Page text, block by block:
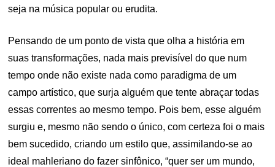
seja na música popular ou erudita.
Pensando de um ponto de vista que olha a história em
suas transformações, nada mais previsível do que num
tempo onde não existe nada como paradigma de um
campo artístico, que surja alguém que tente abraçar todas
essas correntes ao mesmo tempo. Pois bem, esse alguém
surgiu e, mesmo não sendo o único, com certeza foi o mais
bem sucedido, criando um estilo que, assimilando-se ao
ideal mahleriano do fazer sinfônico, “quer ser um mundo,